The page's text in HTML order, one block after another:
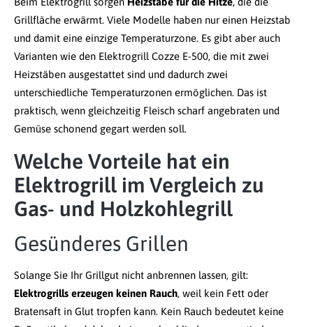
Grillfläche erwärmt. Viele Modelle haben nur einen Heizstab
und damit eine einzige Temperaturzone. Es gibt aber auch
Varianten wie den Elektrogrill Cozze E-500, die mit zwei
Heizstäben ausgestattet sind und dadurch zwei
unterschiedliche Temperaturzonen ermöglichen. Das ist
praktisch, wenn gleichzeitig Fleisch scharf angebraten und
Gemüse schonend gegart werden soll.
Welche Vorteile hat ein
Elektrogrill im Vergleich zu
Gas- und Holzkohlegrill
Gesünderes Grillen
Solange Sie Ihr Grillgut nicht anbrennen lassen, gilt:
Elektrogrills erzeugen keinen Rauch, weil kein Fett oder
Bratensaft in Glut tropfen kann. Kein Rauch bedeutet keine